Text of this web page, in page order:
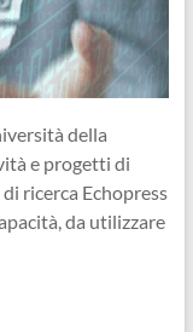
della
e progetti di
ricerca Echopress
da utilizzare